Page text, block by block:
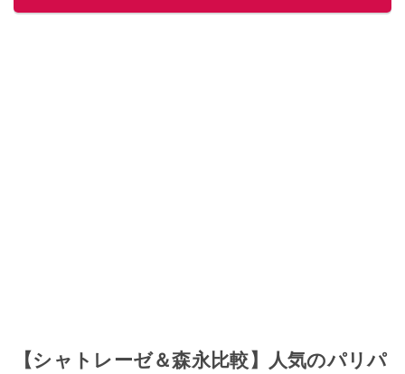
このイチオシストの他の記事を読む
【シャトレーゼ＆森永比較】人気のパリパ